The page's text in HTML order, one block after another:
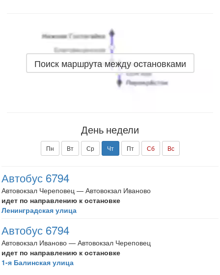
Поиск маршрута между остановками
День недели
Пн Вт Ср Чт Пт Сб Вс
Автобус 6794
Автовокзал Череповец — Автовокзал Иваново
идет по направлению к остановке
Ленинградская улица
Автобус 6794
Автовокзал Иваново — Автовокзал Череповец
идет по направлению к остановке
1-я Балинская улица